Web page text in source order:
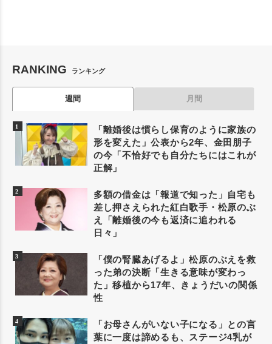
RANKING ランキング
週間 月間
「離婚後は慣らし保育のように家族の
形を変えた」公表から2年、金田朋子
の今「不恰好でも自分たちにはこれが
正解」
多額の借金は「報道で知った」自宅も
差し押さえられた紅白歌手・松原のぶ
え「離婚後の今も返済に追われる
日々」
「僕の腎臓あげるよ」松原のぶえを救
った弟の決断「生きる意味が変わっ
た」移植から17年、きょうだいの関係
性
「お母さんがいない子になる」との言
葉に一度は諦めるも、ステージ4乳が